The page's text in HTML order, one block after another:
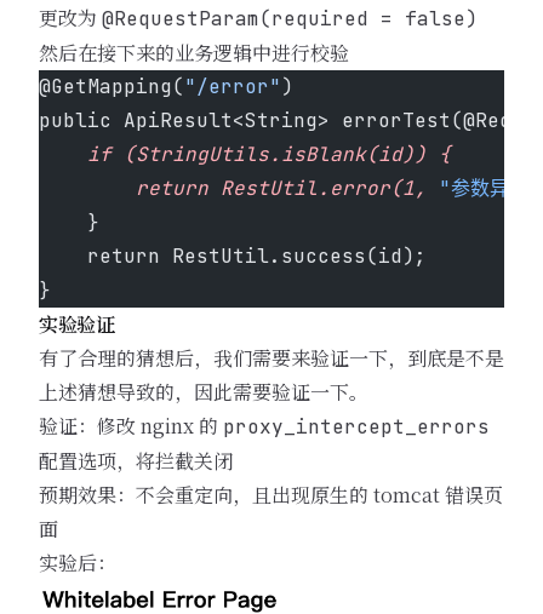
更改为 @RequestParam(required = false)
然后在接下来的业务逻辑中进行校验
@GetMapping("/error")
public ApiResult<String>
    if
(StringUtils.isBlank(id)) {
        return
RestUtil.error(1, "参数异常"
    }
    return RestUtil.success(id);
}
实验验证
有了合理的猜想后，我们需要来验证一下，到底是不是
上述猜想导致的，因此需要验证一下。
验证：修改 nginx 的 proxy_intercept_errors
配置选项，将拦截关闭
预期效果：不会重定向，且出现原生的 tomcat 错误页
面
实验后：